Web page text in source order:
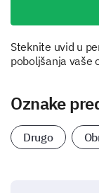
Steknite uvid u
poboljšanja vaše
Oznake
Drugo